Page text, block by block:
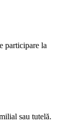
participare la
sau tutelă.